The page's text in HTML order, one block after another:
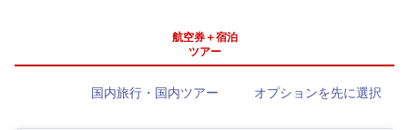
航空券＋宿泊
ツアー
国内旅行・国内ツアー オプションを先に選択